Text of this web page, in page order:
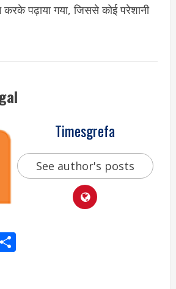
पढ़ाया गया, जिससे कोई परेशानी
Timesgrefa
See author's posts